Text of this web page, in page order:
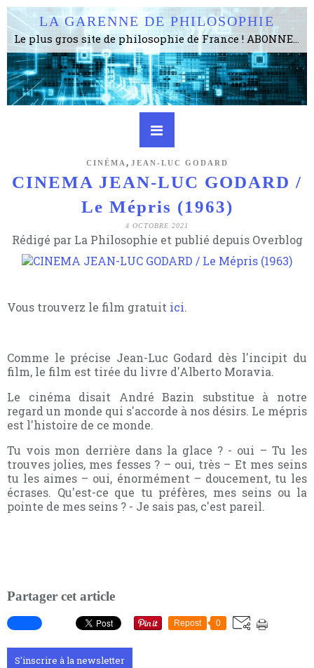
LA GARENNE DE PHILOSOPHIE
Le plus gros site de philosophie de France ! ABONNEZ-VOUS ! 4115 Articles, 1634 abonné·e·s, depuis 2006 . . . . . . . . 2 852 214 pages vues jusqu'à présent. Prestance et être apte à un plus grand nombre de choses.
CINÉMA , JEAN-LUC GODARD
CINEMA JEAN-LUC GODARD /
Le Mépris (1963)
4 OCTOBRE 2021
Rédigé par La Philosophie et publié depuis Overblog
Vous trouverz le film gratuit ici.
Comme le précise Jean-Luc Godard dès l'incipit du
film, le film est tirée du livre d'Alberto Moravia.
Le cinéma disait André Bazin substitue à notre
regard un monde qui s'accorde à nos désirs. Le mépris
est l'histoire de ce monde.
Tu vois mon derrière dans la glace ? - oui – Tu les
trouves jolies, mes fesses ? – oui, très – Et mes seins
tu les aimes – oui, énormément – doucement, tu les
écrases. Qu'est-ce que tu préfères, mes seins ou la
pointe de mes seins ? - Je sais pas, c'est pareil.
Partager cet article
Repost 0
S'inscrire à la newsletter